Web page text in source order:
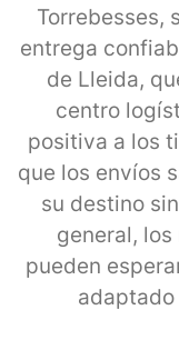
Torrebesses,
entrega
de Lleida,
centro
positiva a los
que los envíos
su destino
general,
pueden
adaptado